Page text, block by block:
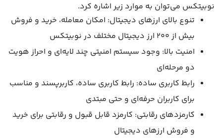
نوبیتکس می‌توان به موارد زیر اشاره کرد.
تنوع بالای ارزهای دیجیتال: امکان معامله، خرید و فروش
بیش از ۲۰۰ ارز دیجیتال مختلف در نوبیتکس
امنیت بالا: وجود سیستم امنیتی چند لایه‌ای و احراز هویت
دو مرحله‌ای
رابط کاربری ساده: رابط کاربری ساده، کاربرپسند و مناسب
برای کاربران حرفه‌ای و حتی مبتدی
کارمزدهای رقابتی: کارمزد قابل قبول و رقابتی برای خرید
و فروش ارزهای دیجیتال